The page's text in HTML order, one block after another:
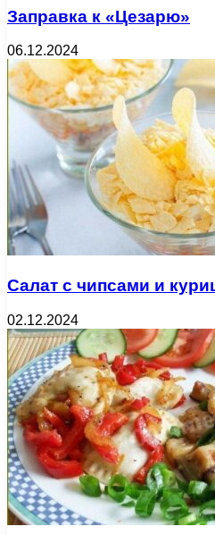
Заправка к «Цезарю»
06.12.2024
Салат с чипсами и
02.12.2024